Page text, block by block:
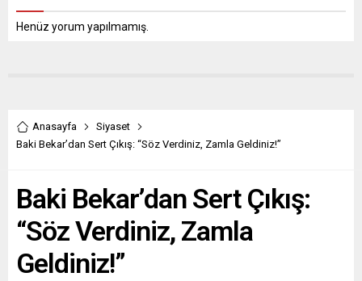
Henüz yorum yapılmamış.
Anasayfa
Siyaset
Baki Bekar’dan Sert Çıkış: “Söz Verdiniz, Zamla Geldiniz!”
Baki Bekar’dan Sert Çıkış:
“Söz Verdiniz, Zamla
Geldiniz!”